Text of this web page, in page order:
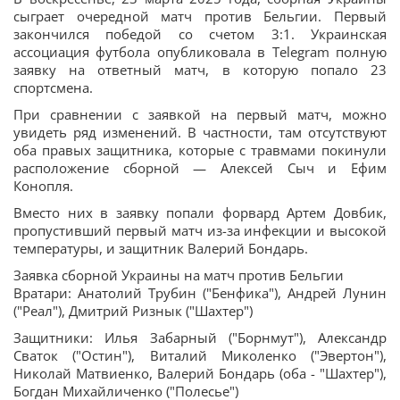
сыграет очередной матч против Бельгии. Первый
закончился победой со счетом 3:1. Украинская
ассоциация футбола опубликовала в Telegram полную
заявку на ответный матч, в которую попало 23
спортсмена.
При сравнении с заявкой на первый матч, можно
увидеть ряд изменений. В частности, там отсутствуют
оба правых защитника, которые с травмами покинули
расположение сборной — Алексей Сыч и Ефим
Конопля.
Вместо них в заявку попали форвард Артем Довбик,
пропустивший первый матч из-за инфекции и высокой
температуры, и защитник Валерий Бондарь.
Заявка сборной Украины на матч против Бельгии
Вратари: Анатолий Трубин ("Бенфика"), Андрей Лунин
("Реал"), Дмитрий Ризнык ("Шахтер")
Защитники: Илья Забарный ("Борнмут"), Александр
Сваток ("Остин"), Виталий Миколенко ("Эвертон"),
Николай Матвиенко, Валерий Бондарь (оба - "Шахтер"),
Богдан Михайличенко ("Полесье")